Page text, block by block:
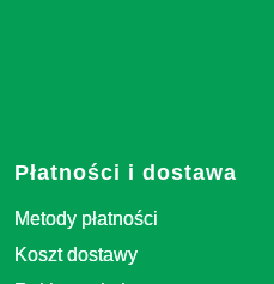
Płatności i dostawa
Metody płatności
Koszt dostawy